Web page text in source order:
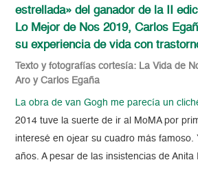
estrellada» del ganador de la II
Lo Mejor de Nos 2019, Carlos
su experiencia de vida con
Texto y fotografías cortesía: La Vida de
Aro y Carlos Egaña
La obra de van Gogh me parecía un
2014 tuve la suerte de ir al MoMA por
interesé en ojear su cuadro más famoso.
años. A pesar de las insistencias de